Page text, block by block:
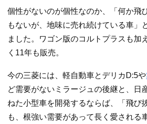
個性がないのが個性なのか、「何か飛
もないが、地味に売れ続けている車」
ました。ワゴン版のコルトプラスも加
く11年も販売。
今の三菱には、軽自動車とデリカD:5や
ど需要がないミラージュの後継と、日
ねた小型車を開発するならば、「飛び
も、根強い需要があって長く愛される